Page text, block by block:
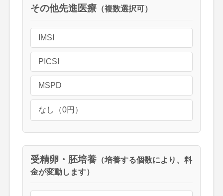
その他先進医療 （複数選択可）
IMSI
PICSI
MSPD
なし（0円）
受精卵・胚培養 （培養する個数により、料
金が変動します）